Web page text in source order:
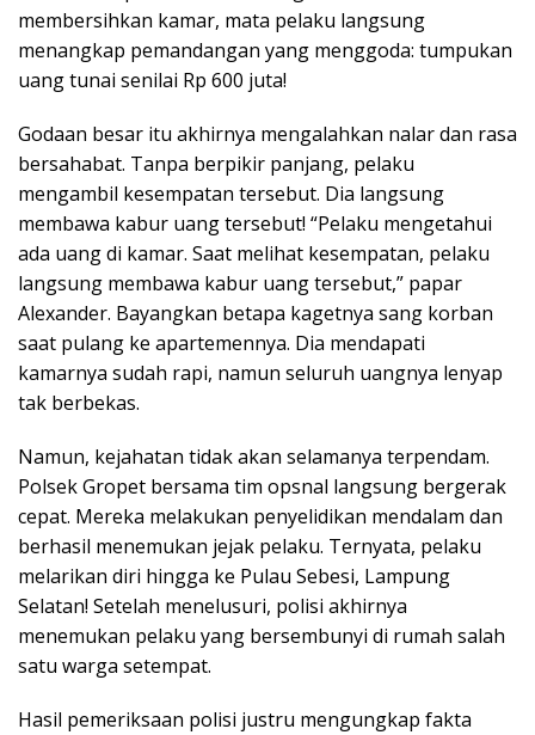
membersihkan kamar, mata pelaku langsung
menangkap pemandangan yang menggoda: tumpukan
uang tunai senilai Rp 600 juta!
Godaan besar itu akhirnya mengalahkan nalar dan rasa
bersahabat. Tanpa berpikir panjang, pelaku
mengambil kesempatan tersebut. Dia langsung
membawa kabur uang tersebut! “Pelaku mengetahui
ada uang di kamar. Saat melihat kesempatan, pelaku
langsung membawa kabur uang tersebut,” papar
Alexander. Bayangkan betapa kagetnya sang korban
saat pulang ke apartemennya. Dia mendapati
kamarnya sudah rapi, namun seluruh uangnya lenyap
tak berbekas.
Namun, kejahatan tidak akan selamanya terpendam.
Polsek Gropet bersama tim opsnal langsung bergerak
cepat. Mereka melakukan penyelidikan mendalam dan
berhasil menemukan jejak pelaku. Ternyata, pelaku
melarikan diri hingga ke Pulau Sebesi, Lampung
Selatan! Setelah menelusuri, polisi akhirnya
menemukan pelaku yang bersembunyi di rumah salah
satu warga setempat.
Hasil pemeriksaan polisi justru mengungkap fakta